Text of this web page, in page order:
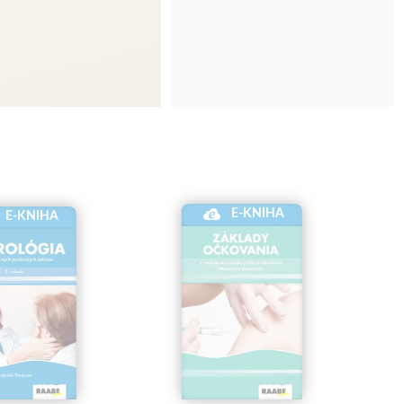
E-KNIHA E-KNIHA